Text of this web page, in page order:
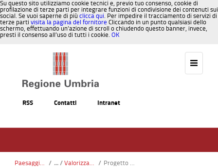
Su questo sito utilizziamo cookie tecnici e, previo tuo consenso, cookie di
profilazione di terze parti per integrare funzioni di condivisione dei contenuti sui
social. Se vuoi saperne di più clicca qui. Per impedire il tracciamento di servizi di
terze parti visita la pagina del fornitore Cliccando in un punto qualsiasi dello
schermo, effettuando un’azione di scroll o chiudendo questo banner, invece,
presti il consenso all’uso di tutti i cookie. OK
RSS Contatti Intranet
Paesaggio, Territorio, Urbanistica / Valorizzazione del paesaggio / Progetto Paysmed_urban